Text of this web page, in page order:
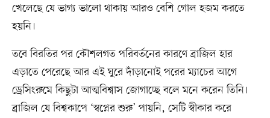
খেলেছে যে ভাগ্য ভালো থাকায় আরও বেশি গোল হজম করতে
হয়নি।
তবে বিরতির পর কৌশলগত পরিবর্তনের কারণে ব্রাজিল হার
এড়াতে পেরেছে আর এই ঘুরে দাঁড়ানোই পরের ম্যাচের আগে
ড্রেসিংরুমে কিছুটা আত্মবিশ্বাস জোগাচ্ছে বলে মনে করেন তিনি।
ব্রাজিল যে বিশ্বকাপে ‘স্বপ্নের শুরু’ পায়নি, সেটি স্বীকার করে